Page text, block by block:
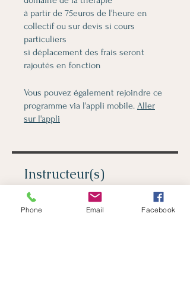
à partir de 75euros de l'heure en
collectif ou sur devis si cours
particuliers
si déplacement des frais seront
rajoutés en fonction
Vous pouvez également rejoindre ce
programme via l'appli mobile. Aller
sur l'appli
Instructeur(s)
Mélanie SERRE
Phone Email Facebook